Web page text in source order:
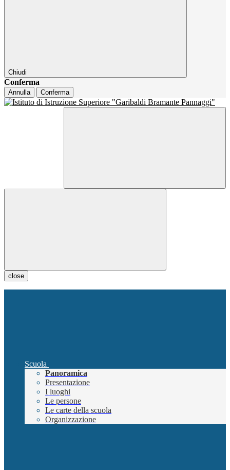
Chiudi
Conferma
Annulla Conferma
close
Scuola
Panoramica
Presentazione
I luoghi
Le persone
Le carte della scuola
Organizzazione